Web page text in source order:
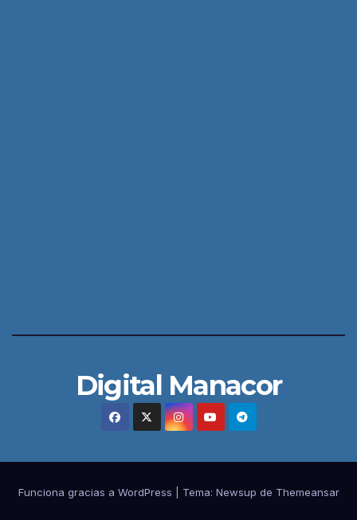
Digital Manacor
Funciona gracias a WordPress Tema: Newsup de Themeansar